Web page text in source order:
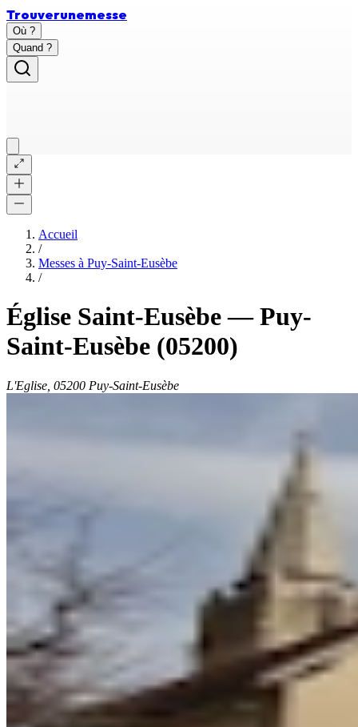
Trouverunemesse
Où ?
Quand ?
Accueil
/
Messes à Puy-Saint-Eusèbe
/
Église Saint-Eusèbe—Puy-
Saint-Eusèbe (05200)
L'Eglise, 05200 Puy-Saint-Eusèbe